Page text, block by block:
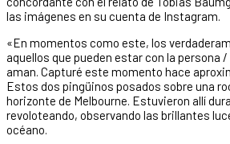
las imágenes en su cuenta de Instagram.
«En momentos como este, los
aquellos que pueden estar con la persona
aman. Capturé este momento hace
Estos dos pingüinos posados ​​sobre una
horizonte de Melbourne. Estuvieron allí
revoloteando, observando las brillantes
océano.